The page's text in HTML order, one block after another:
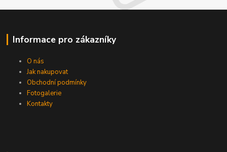
Informace pro zákazníky
O nás
Jak nakupovat
Obchodní podmínky
Fotogalerie
Kontakty